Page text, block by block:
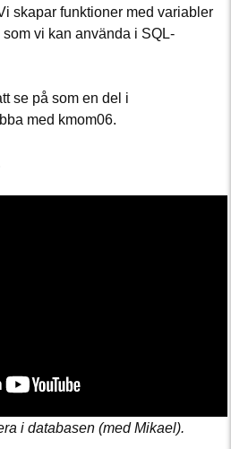
skapar funktioner med variabler
vi kan använda i SQL-
se på som en del i
med kmom06.
i databasen (med Mikael).